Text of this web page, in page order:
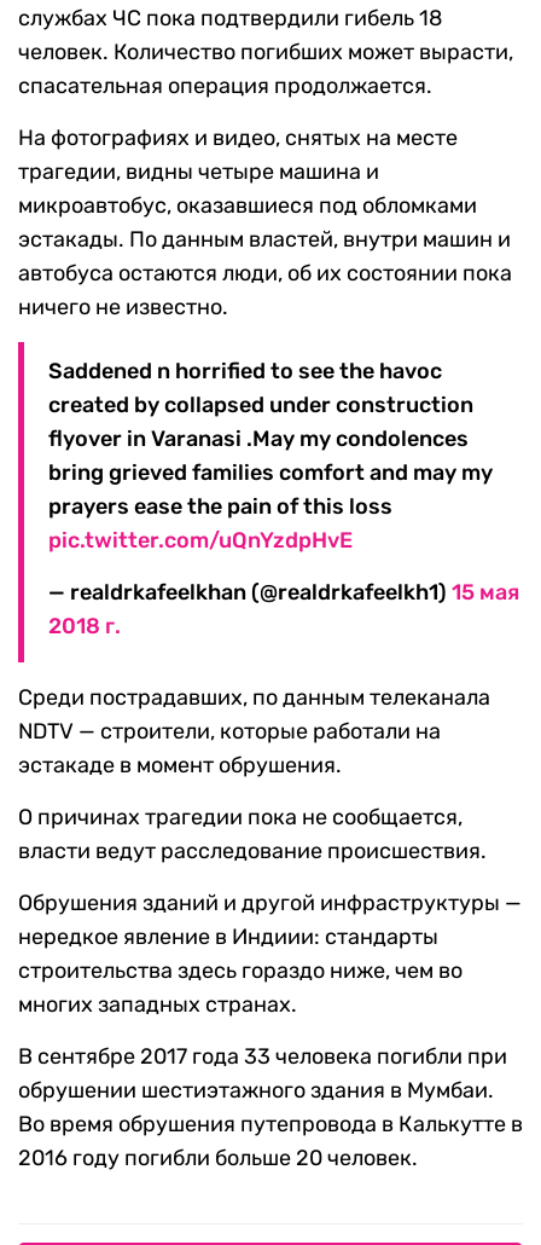
службах ЧС пока подтвердили гибель 18
человек. Количество погибших может вырасти,
спасательная операция продолжается.
На фотографиях и видео, снятых на месте
трагедии, видны четыре машина и
микроавтобус, оказавшиеся под обломками
эстакады. По данным властей, внутри машин и
автобуса остаются люди, об их состоянии пока
ничего не известно.
Saddened n horrified to see the havoc
created by collapsed under construction
flyover in Varanasi .May my condolences
bring grieved families comfort and may my
prayers ease the pain of this loss
pic.twitter.com/uQnYzdpHvE
— realdrkafeelkhan (@realdrkafeelkh1) 15 мая
2018 г.
Среди пострадавших, по данным телеканала
NDTV — строители, которые работали на
эстакаде в момент обрушения.
О причинах трагедии пока не сообщается,
власти ведут расследование происшествия.
Обрушения зданий и другой инфраструктуры —
нередкое явление в Индиии: стандарты
строительства здесь гораздо ниже, чем во
многих западных странах.
В сентябре 2017 года 33 человека погибли при
обрушении шестиэтажного здания в Мумбаи.
Во время обрушения путепровода в Калькутте в
2016 году погибли больше 20 человек.